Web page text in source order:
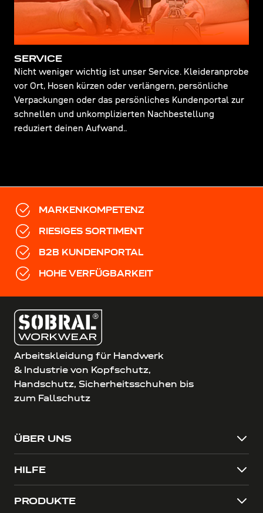
SERVICE
Nicht weniger wichtig ist unser Service. Kleideranprobe
vor Ort, Hosen kürzen oder verlängern, persönliche
Verpackungen oder das persönliches Kundenportal zur
schnellen und unkomplizierten Nachbestellung
reduziert deinen Aufwand..
MARKENKOMPETENZ
RIESIGES SORTIMENT
B2B KUNDENPORTAL
HOHE VERFÜGBARKEIT
Arbeitskleidung für Handwerk
& Industrie von Kopfschutz,
Handschutz, Sicherheitsschuhen bis
zum Fallschutz
ÜBER UNS
HILFE
PRODUKTE